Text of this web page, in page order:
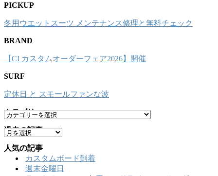
PICKUP
冬用ウエットスーツ メンテナンス修理と無料チェック
BRAND
【CI カスタムオーダーフェア2026】開催
SURF
定休日 と スモールファンな波
カテゴリー
カ
テ
ゴ
リ
ー
過去の記事
ア
ー
カ
人気の記事
カスタムボード到着
週末金曜日